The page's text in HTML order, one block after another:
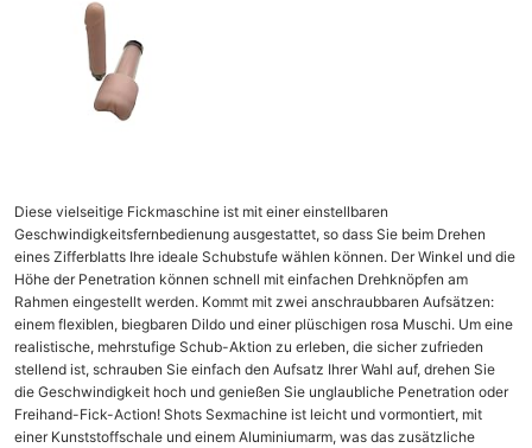
Diese vielseitige Fickmaschine ist mit einer einstellbaren
Geschwindigkeitsfernbedienung ausgestattet, so dass Sie beim Drehen
eines Zifferblatts Ihre ideale Schubstufe wählen können. Der Winkel und die
Höhe der Penetration können schnell mit einfachen Drehknöpfen am
Rahmen eingestellt werden. Kommt mit zwei anschraubbaren Aufsätzen:
einem flexiblen, biegbaren Dildo und einer plüschigen rosa Muschi. Um eine
realistische, mehrstufige Schub-Aktion zu erleben, die sicher zufrieden
stellend ist, schrauben Sie einfach den Aufsatz Ihrer Wahl auf, drehen Sie
die Geschwindigkeit hoch und genießen Sie unglaubliche Penetration oder
Freihand-Fick-Action! Shots Sexmachine ist leicht und vormontiert, mit
einer Kunststoffschale und einem Aluminiumarm, was das zusätzliche